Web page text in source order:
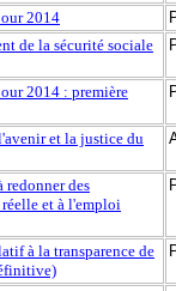
2014
de la sécurité sociale
2014 : première
et la justice du
des
et à l'emploi
à la transparence de